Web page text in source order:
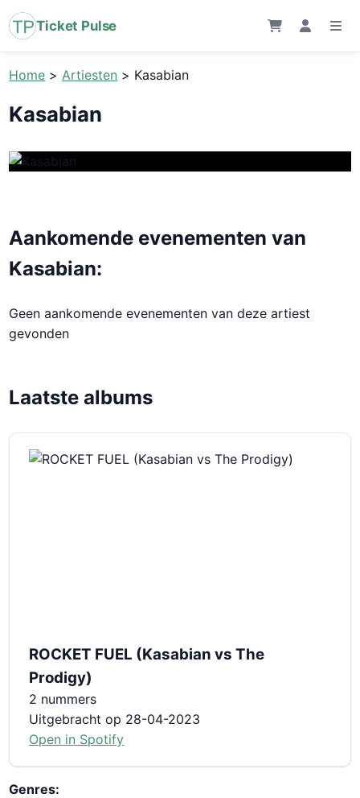
Ticket Pulse
Home >Artiesten > Kasabian
Kasabian
Aankomende evenementen van
Kasabian:
Geen aankomende evenementen van deze artiest
gevonden
Laatste albums
ROCKET FUEL (Kasabian vs The
Prodigy)
2 nummers
Uitgebracht op 28-04-2023
Open in Spotify
Genres: